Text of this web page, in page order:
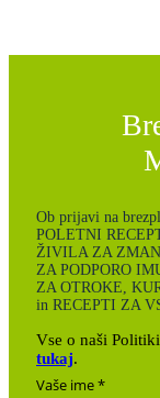
Ob prijavi na
POLETNI
ŽIVILA ZA
ZA PODPORO
ZA OTROKE,
in RECEPTI ZA
Vse o naši
tukaj.
Vaše ime